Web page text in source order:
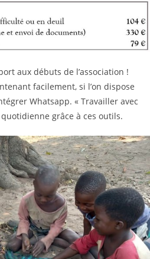
aux débuts de l’association !
facilement, si l’on dispose
Whatsapp. « Travailler avec
grâce à ces outils.